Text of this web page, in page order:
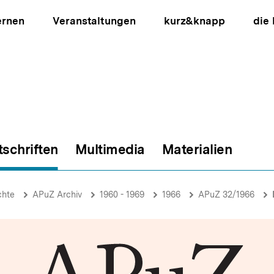
Veranstaltungen kurz&knapp die
Multimedia Materialien
APuZ Archiv 1960 - 1969 1966 APuZ 32/1966